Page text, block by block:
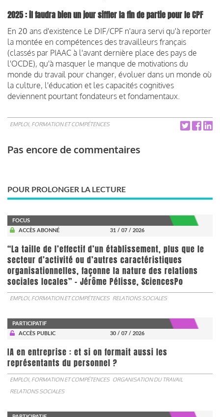
2025 : il faudra bien un jour siffler la fin de partie pour le CPF
En 20 ans d'existence Le DIF/CPF n'aura servi qu'à reporter
la montée en compétences des travailleurs français
(classés par PIAAC à l'avant dernière place des pays de
l'OCDE), qu'à masquer le manque de motivations du
monde du travail pour changer, évoluer dans un monde où
la culture, l'éducation et les capacités cognitives
deviennent pourtant fondateurs et fondamentaux.
EMPLOI, FORMATION ET COMPÉTENCES
Pas encore de commentaires
POUR PROLONGER LA LECTURE
FOCUS
ACCÈS ABONNÉ
31 / 07 / 2026
“La taille de l’effectif d’un établissement, plus que le
secteur d’activité ou d’autres caractéristiques
organisationnelles, façonne la nature des relations
sociales locales” - Jérôme Pélisse, SciencesPo
EMPLOI, FORMATION ET COMPÉTENCES RELATIONS SOCIALES
PARTICIPATIF
ACCÈS PUBLIC
30 / 07 / 2026
IA en entreprise : et si on formait aussi les
représentants du personnel ?
EMPLOI, FORMATION ET COMPÉTENCES ORGANISATION DU TRAVAIL
RELATIONS SOCIALES